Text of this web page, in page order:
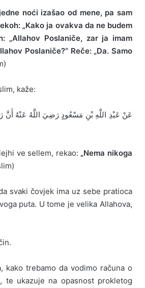
noći izašao od mene, pa sam
„Kako ja ovakva da ne budem
„Allahov Poslaniče, zar ja imam
Poslaniče?“ Reče: „Da. Samo
kaže:
عَنْ عَبْدِ اللَّهِ بْنِ مَسْعُودٍ رَضِيَ اللَّهُ عَنْهُ أَنَّ
ve sellem, rekao: „Nema nikoga
svaki čovjek ima uz sebe pratioca
puta. U tome je velika Allahova,
kako trebamo da vodimo računa o
te ukazuje na opasnost prokletog